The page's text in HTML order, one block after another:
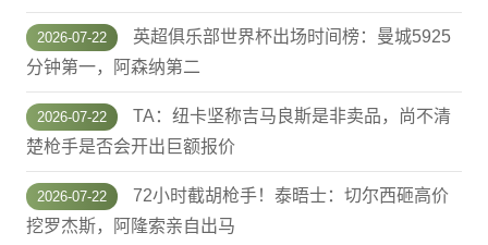
2026-07-22
英超俱乐部世界杯出场时间榜：曼城5925
分钟第一，阿森纳第二
2026-07-22
TA：纽卡坚称吉马良斯是非卖品，尚不清
楚枪手是否会开出巨额报价
2026-07-22
72小时截胡枪手！泰晤士：切尔西砸高价
挖罗杰斯，阿隆索亲自出马